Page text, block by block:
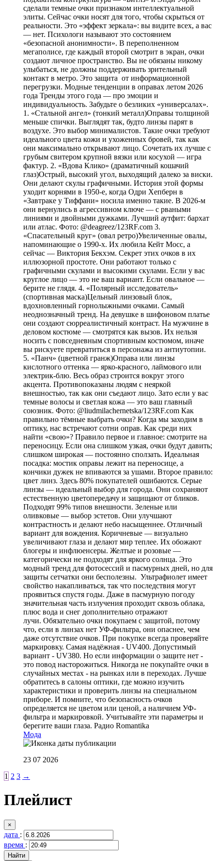
сделали темные очки признаком интеллектуальной
элиты. Сейчас очки носят для того, чтобы скрыться от
реальности. Это «эффект зеркала»: вы видите всех, а вас
— нет. Психологи называют это состоянием
«безопасной анонимности». В переполненном
мегаполисе, где каждый второй смотрит в экран, очки
создают личное пространство. Вы не обязаны никому
улыбаться, не должны поддерживать зрительный
контакт в метро. Это защита от информационной
перегрузки. Модные тенденции в оправах летом 2026
года Тренды этого года — про эмоции и
индивидуальность. Забудьте о безликих «универсалах».
1. «Стальной ангел» (тонкий металл)Оправы толщиной
меньше спички. Выглядят так, будто линзы парят в
воздухе. Это выбор минималистов. Такие очки требуют
идеального цвета кожи и ухоженных бровей, так как
они максимально открывают лицо. Сочетать их лучше с
грубым свитером крупной вязки или косухой — игра
фактур. 2. «Вдова Клико» (драматичный кошачий
глаз)Острый, высокий угол, выходящий далеко за виски.
Они делают скулы графичными. История этой формы
уходит корнями в 1950-е, когда Одри Хепберн в
«Завтраке у Тиффани» носила именно такие. В 2026-м
они вернулись в агрессивном ключе — с рваными
линиями и двойными дужками. Лучший аутфит: бархат
или атлас. Фото: @deagreez/123RF.com 3.
«Спасательный круг» (овал ретро)Увеличенные овалы,
напоминающие о 1990-х. Их любила Кейт Мосс, а
сейчас — Виктория Бекхэм. Секрет этих очков в их
иллюзорной простоте. Они работают только с
графичными скулами и высокими скулами. Если у вас
круглое лицо — это не ваш вариант. Если овальное —
берите не глядя. 4. «Полярный исследователь»
(спортивная маска)Цельный линзовый блок,
вдохновленный горнолыжными очками. Самый
неоднозначный тренд. На девушке в шифоновом платье
они создают сюрреалистичный контраст. На мужчине в
деловом костюме — смотрятся как вызов. Их нельзя
носить с повседневным спортивным костюмом, иначе
вы рискуете превратиться в персонажа из антиутопии.
5. «Панч» (цветной гранж)Оправа или линзы
кислотного оттенка — ярко-красного, лаймового или
электрик-блю. Весь образ строится вокруг этого
акцента. Противопоказаны людям с неяркой
внешностью, так как они съедают лицо. Зато если у вас
темные волосы и светлая кожа — это ваш главный
союзник. Фото: @liudmilachernetska/123RF.com Как
правильно тёмные выбрать очки? Когда мы заходим в
оптику, нас встречают сотни оправ. Как среди них
найти «свою»? Правило первое и главное: смотрите на
переносицу. Если она слишком узкая, очки будут давить;
слишком широкая — постоянно сползать. Идеальная
посадка: мостик оправы лежит на переносице, а
кончики дужек не впиваются за ушами. Второе правило:
цвет линз. Здесь 80% покупателей ошибаются. Серые
линзы — идеальный выбор для города. Они сохраняют
естественную цветопередачу и защищают от бликов.
Подходят 99% типов внешности. Зеленые или
оливковые — выбор эстетов. Они улучшают
контрастность и делают небо насыщеннее. Отличный
вариант для вождения. Коричневые — визуально
увеличивают глаза и делают мир теплее. Их обожают
блогеры и инфлюенсеры. Желтые и розовые —
категорически не подходят для яркого солнца. Это
модный тренд для фотосессий и пасмурных дней, но для
защиты сетчатки они бесполезны. Ультрафиолет имеет
свойство накапливаться, так что последствия могут
проявиться спустя годы. Даже в пасмурную погоду
значительная часть излучения проходит сквозь облака,
плюс вода и снег дополнительно отражают
лучи. Обязательно очки покупаем с защитой, потому
что, если в линзах нет УФ-фильтра, они опаснее, чем
даже отсутствие очков. При покупке всегда проверяйте
маркировку. Самая надёжная - UV400. Допустимый
вариант - UV380. Но если информации о защите нет -
это повод насторожиться. Никогда не покупайте очки в
случайных местах - на рынках или в переходах. Лучше
обратитесь в салоны оптики, где можно изучить
характеристики и проверить линзы на специальном
приборе. И помните, что безопасность очков
определяется не цветом или ценой, а наличием УФ-
фильтра и маркировкой. Учитывайте эти параметры и
берегите ваши глаза. Радио Romantika
Мода
23 07 2026
1 2 3 →
Плейлист
×
дата :
время :